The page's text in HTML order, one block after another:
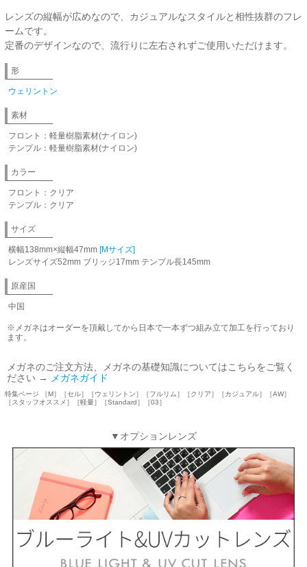
レンズの縦幅が広めなので、カジュアルなスタイルと相性抜群のフレ
ームです。
定番のデザインなので、流行りに左右されずご使用いただけます。
形
ウェリントン
素材
フロント：軽量樹脂素材(ナイロン)
テンプル：軽量樹脂素材(ナイロン)
カラー
フロント：クリア
テンプル：クリア
サイズ
横幅138mm×縦幅47mm [Mサイズ]
レンズサイズ52mm ブリッジ17mm テンプル長145mm
原産国
中国
※メガネはオーダーを頂戴してから日本で一本ずつ組み立て加工を行っており
ます。
メガネのご注文方法、メガネの基礎知識についてはこちらをご覧く
ださい →
メガネガイド
特集ページ ［M］［セル］［ウェリントン］［フルリム］［クリア］［カジュアル］［AW］
［スタッフオススメ］［軽量］［Standard］［03］
▼オプションレンズ